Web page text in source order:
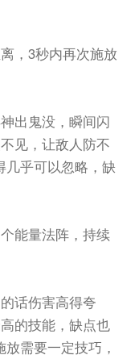
，3秒内再次施放
出鬼没，瞬间闪
见，让敌人防不
几乎可以忽略，缺
能量法阵，持续
话伤害高得夸
的技能，缺点也
需要一定技巧，